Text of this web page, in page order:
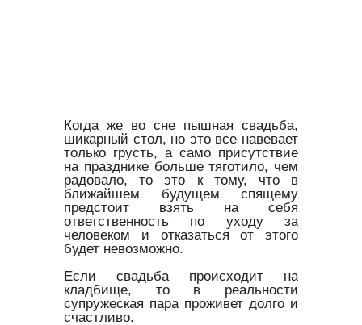
Когда же во сне пышная свадьба,
шикарный стол, но это все навевает
только грусть, а само присутствие
на празднике больше тяготило, чем
радовало, то это к тому, что в
ближайшем будущем спящему
предстоит взять на себя
ответственность по уходу за
человеком и отказаться от этого
будет невозможно.
Если свадьба происходит на
кладбище, то в реальности
супружеская пара проживет долго и
счастливо.